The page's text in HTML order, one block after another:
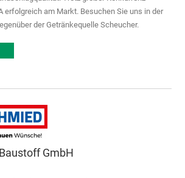
erfolgreich am Markt. Besuchen Sie uns in der
der Getränkequelle Scheucher.
GmbH